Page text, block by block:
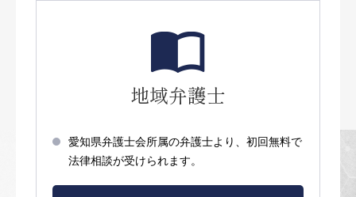
地域弁護士
愛知県弁護士会所属の弁護士より、初回無料で
法律相談が受けられます。